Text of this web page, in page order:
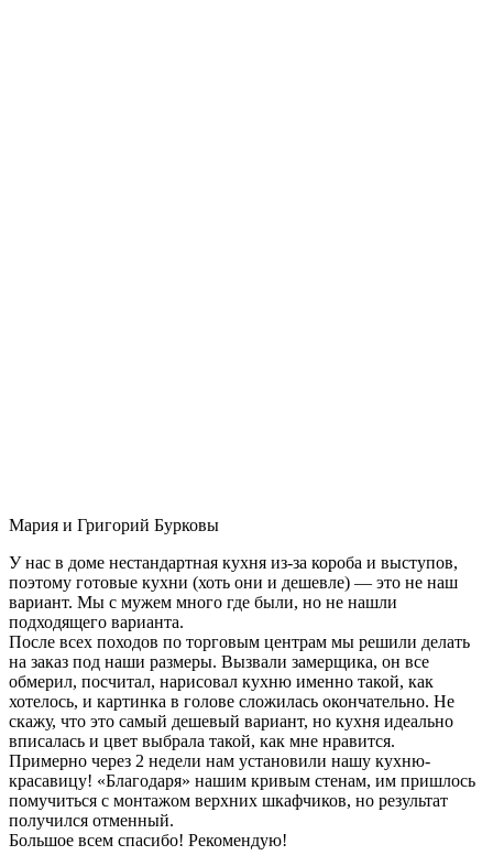
Мария и Григорий Бурковы
У нас в доме нестандартная кухня из-за короба и выступов,
поэтому готовые кухни (хоть они и дешевле) — это не наш
вариант. Мы с мужем много где были, но не нашли
подходящего варианта.
После всех походов по торговым центрам мы решили делать
на заказ под наши размеры. Вызвали замерщика, он все
обмерил, посчитал, нарисовал кухню именно такой, как
хотелось, и картинка в голове сложилась окончательно. Не
скажу, что это самый дешевый вариант, но кухня идеально
вписалась и цвет выбрала такой, как мне нравится.
Примерно через 2 недели нам установили нашу кухню-
красавицу! «Благодаря» нашим кривым стенам, им пришлось
помучиться с монтажом верхних шкафчиков, но результат
получился отменный.
Большое всем спасибо! Рекомендую!